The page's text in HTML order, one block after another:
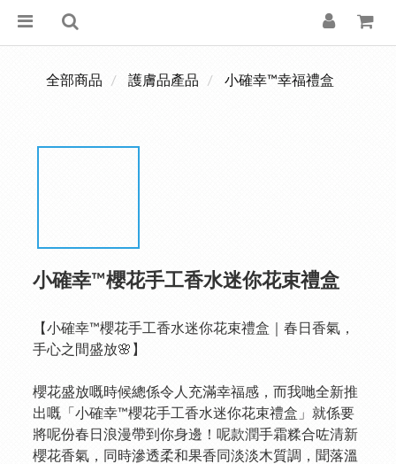
全部商品 護膚品產品 小確幸™幸福禮盒
小確幸™櫻花手工香水迷你花束禮盒
【小確幸™櫻花手工香水迷你花束禮盒｜春日香氣，
手心之間盛放🌸】
櫻花盛放嘅時候總係令人充滿幸福感，而我哋全新推
出嘅「小確幸™櫻花手工香水迷你花束禮盒」就係要
將呢份春日浪漫帶到你身邊！呢款潤手霜糅合咗清新
櫻花香氣，同時滲透柔和果香同淡淡木質調，聞落溫